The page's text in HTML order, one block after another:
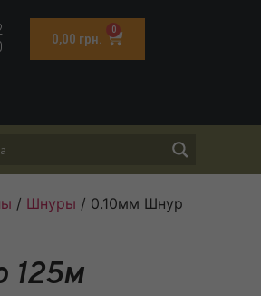
0,00 грн.
0
/ Шнуры / 0.10мм Шнур
125м